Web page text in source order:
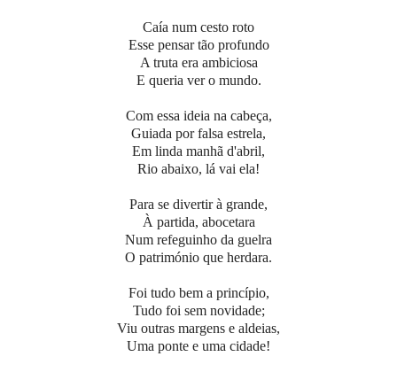
Caía num cesto roto
Esse pensar tão profundo
A truta era ambiciosa
E queria ver o mundo.
Com essa ideia na cabeça,
Guiada por falsa estrela,
Em linda manhã d'abril,
Rio abaixo, lá vai ela!
Para se divertir à grande,
À partida, abocetara
Num refeguinho da guelra
O património que herdara.
Foi tudo bem a princípio,
Tudo foi sem novidade;
Viu outras margens e aldeias,
Uma ponte e uma cidade!